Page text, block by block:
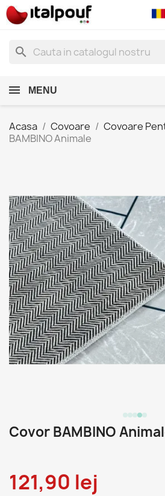
search
MENU
Acasa Covoare Covoare
BAMBINO Animale
Covor BAMBINO
121,90 lej